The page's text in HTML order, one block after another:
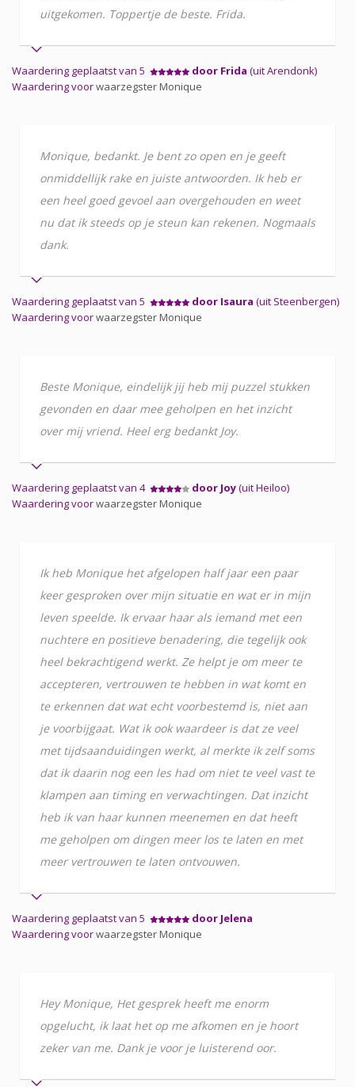
uitgekomen. Toppertje de beste. Frida.
Waardering geplaatst van 5 door Frida (uit Arendonk)
Waardering voorwaarzegster Monique
Monique, bedankt. Je bent zo open en je geeft
onmiddellijk rake en juiste antwoorden. Ik heb er
een heel goed gevoel aan overgehouden en weet
nu dat ik steeds op je steun kan rekenen. Nogmaals
dank.
Waardering geplaatst van 5 door Isaura (uit Steenbergen)
Waardering voorwaarzegster Monique
Beste Monique, eindelijk jij heb mij puzzel stukken
gevonden en daar mee geholpen en het inzicht
over mij vriend. Heel erg bedankt Joy.
Waardering geplaatst van 4 door Joy(uit Heiloo)
Waardering voorwaarzegster Monique
Ik heb Monique het afgelopen half jaar een paar
keer gesproken over mijn situatie en wat er in mijn
leven speelde. Ik ervaar haar als iemand met een
nuchtere en positieve benadering, die tegelijk ook
heel bekrachtigend werkt. Ze helpt je om meer te
accepteren, vertrouwen te hebben in wat komt en
te erkennen dat wat echt voorbestemd is, niet aan
je voorbijgaat. Wat ik ook waardeer is dat ze veel
met tijdsaanduidingen werkt, al merkte ik zelf soms
dat ik daarin nog een les had om niet te veel vast te
klampen aan timing en verwachtingen. Dat inzicht
heb ik van haar kunnen meenemen en dat heeft
me geholpen om dingen meer los te laten en met
meer vertrouwen te laten ontvouwen.
Waardering geplaatst van 5
door Jelena
Waardering voorwaarzegster Monique
Hey Monique, Het gesprek heeft me enorm
opgelucht, ik laat het op me afkomen en je hoort
zeker van me. Dank je voor je luisterend oor.